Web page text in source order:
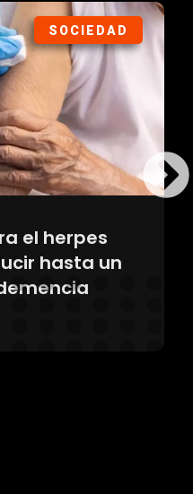
SOCIEDAD
el herpes
hasta un